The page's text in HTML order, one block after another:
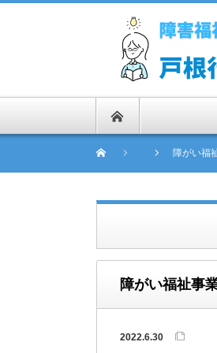
障がい福
障がい福祉事
2022.6.30